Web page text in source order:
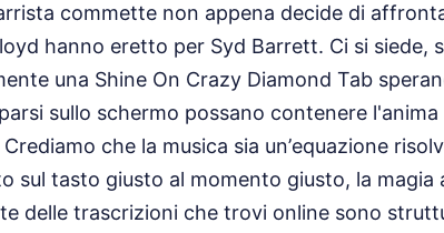
commette non appena decide di
hanno eretto per Syd Barrett. Ci si siede,
una Shine On Crazy Diamond Tab
sullo schermo possano contenere l'anima
che la musica sia un’equazione
sul tasto giusto al momento giusto, la magia
delle trascrizioni che trovi online sono